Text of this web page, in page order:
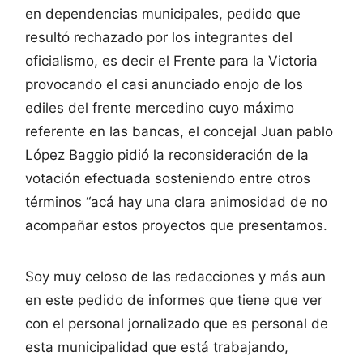
en dependencias municipales, pedido que
resultó rechazado por los integrantes del
oficialismo, es decir el Frente para la Victoria
provocando el casi anunciado enojo de los
ediles del frente mercedino cuyo máximo
referente en las bancas, el concejal Juan pablo
López Baggio pidió la reconsideración de la
votación efectuada sosteniendo entre otros
términos “acá hay una clara animosidad de no
acompañar estos proyectos que presentamos.
Soy muy celoso de las redacciones y más aun
en este pedido de informes que tiene que ver
con el personal jornalizado que es personal de
esta municipalidad que está trabajando,